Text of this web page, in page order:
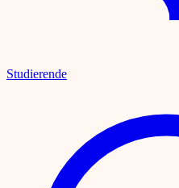
Studierende